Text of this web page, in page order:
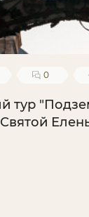
0
тур
Святой